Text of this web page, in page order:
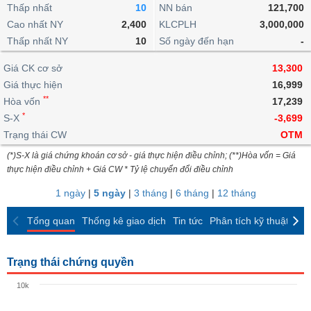
lỗ
dịch
nội
Niên
giám
Tài
liệu
cổ
Định
giá
ngoài
doanh
Top
cổ
phiếu
ngành
giao
dịch
dịch
Chứng
quyền
quan
Thống
giao
dịch
Thống
giao
dịch
Tin
tức
Phân
tích
kỹ
thuật
trực
tuyến
Bộ
lọc
cổ
So
sánh
Báo
cáo
Vĩ
mô
lai
Chứng
quyền
Trái
phiếu
IR
Awards
tạo
Dịch
vụ
Thấp nhất
10
Cao nhất NY
2,400
Thấp nhất NY
10
NN bán
121,700
KLCPLH
3,000,000
Số ngày đến hạn
-
Giá CK cơ sở
13,300
Giá thực hiện
16,999
Hòa vốn **
17,239
S-X *
-3,699
Trạng thái CW
OTM
(*)S-X là giá chứng khoán cơ sở - giá thực hiện điều chỉnh; (**)Hòa vốn = Giá
thực hiện điều chỉnh + Giá CW * Tỷ lệ chuyển đổi điều chỉnh
1 ngày| 5 ngày| 3 tháng | 6 tháng | 12 tháng
Tổng quan Thống kê giao dịch Tin tức Phân tích kỹ thuật
Trạng thái chứng quyền
10k
BẤT
ĐỘNG
SẢN
TÀI
CHÍNH
HÀNG
KINH